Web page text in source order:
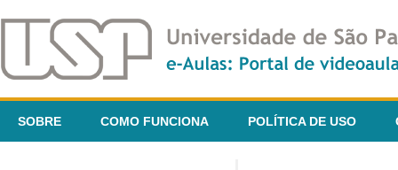
SOBRE COMO FUNCIONA POLÍTICA DE USO